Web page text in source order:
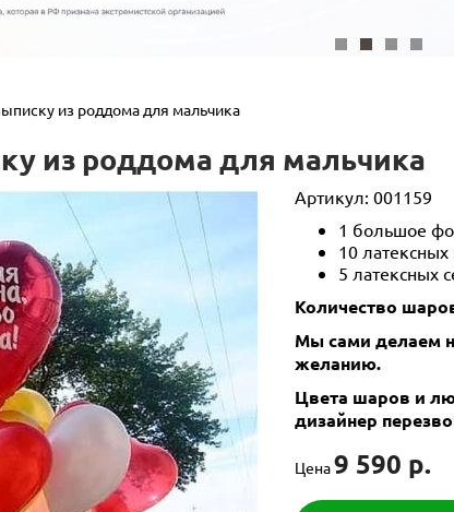
из роддома для мальчика
из роддома для мальчика
Артикул: 001159
1 большое
10
5 латексных
Количество
Мы сами делаем
желанию.
Цвета шаров и
дизайнер
Цена9 590 р.